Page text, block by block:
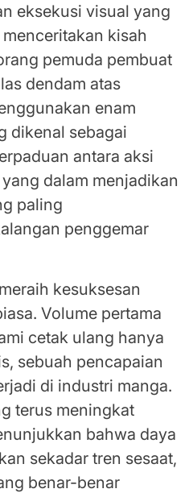
eksekusi visual yang
kisah
pemuda pembuat
dendam atas
enam
dikenal sebagai
antara aksi
dalam menjadikan
paling
penggemar
kesuksesan
Volume pertama
cetak ulang hanya
sebuah pencapaian
di industri manga.
terus meningkat
bahwa daya
sekadar tren sesaat,
benar-benar